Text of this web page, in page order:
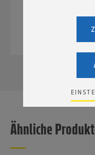
Einstellungen
ein, dass Ihre Daten
Nutzerverhalten auf
Dienste YouTube
dort verarbeitet
angemessenen
Risiko eines Zugriffs
Zudem wissen wir
genannten Dienste
unseren
Policy unter den
Ähnliche